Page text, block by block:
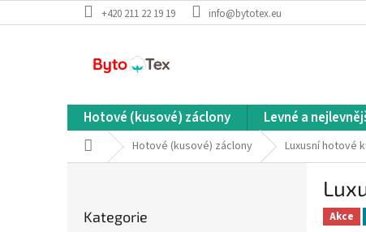
na
+420 211 22 19 19 info@bytotex.eu
Hotové (kusové) záclony Levné a
Domů Hotové (kusové) záclony Luxusní hotové
kategorie
Kategorie
Akce